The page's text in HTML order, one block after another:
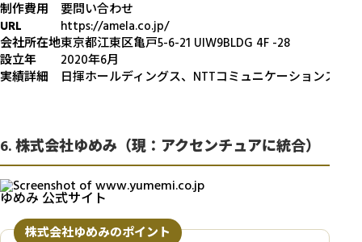
制作費用
要問い合わせ
URL
https://amela.co.jp/
会社所在地東京都江東区亀戸5-6-21 UIW9BLDG 4F -28
設立年
2020年6月
実績詳細
日揮ホールディングス、NTTコミュニケーションズ、
6. 株式会社ゆめみ（現：アクセンチュアに統合）
ゆめみ 公式サイト
株式会社ゆめみのポイント